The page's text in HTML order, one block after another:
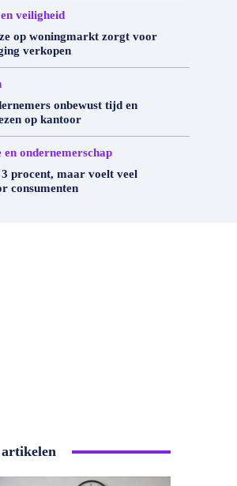
veiligheid
op woningmarkt zorgt voor
verkopen
onbewust tijd en
op kantoor
en ondernemerschap
procent, maar voelt veel
consumenten
artikelen